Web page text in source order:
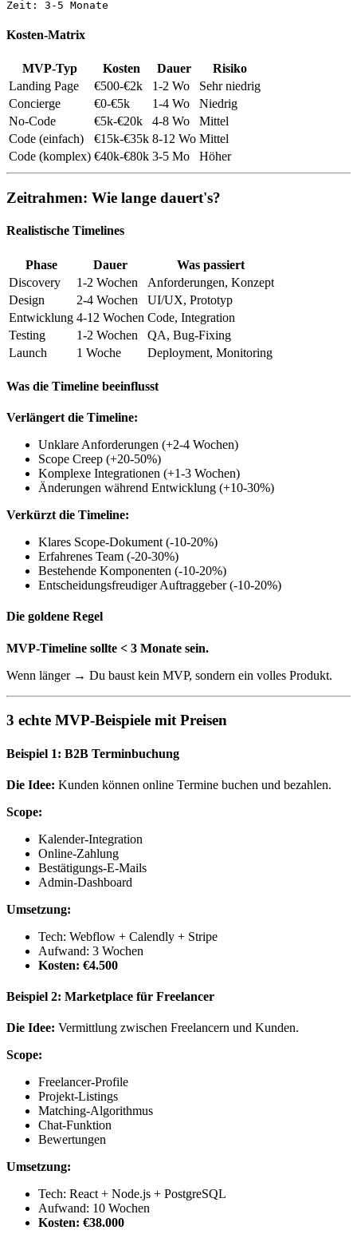
Kosten-Matrix
MVP-Typ Kosten Dauer
Risiko
Landing Page
€500-€2k 1-2 Wo
Sehr niedrig
Concierge
€0-€5k 1-4 Wo
Niedrig
No-Code
€5k-€20k 4-8 Wo
Mittel
Code (einfach)
€15k-€35k 8-12 Wo Mittel
Code (komplex) €40k-€80k 3-5 Mo Höher
Zeitrahmen: Wie lange dauert's?
Realistische Timelines
Phase Dauer
Was passiert
Discovery
1-2 Wochen
Anforderungen, Konzept
Design
2-4 Wochen
UI/UX, Prototyp
Entwicklung 4-12 Wochen Code, Integration
Testing
1-2 Wochen
QA, Bug-Fixing
Launch
1 Woche Deployment, Monitoring
Was die Timeline beeinflusst
Verlängert die Timeline:
Unklare Anforderungen (+2-4 Wochen)
Scope Creep (+20-50%)
Komplexe Integrationen (+1-3 Wochen)
Änderungen während Entwicklung (+10-30%)
Verkürzt die Timeline:
Klares Scope-Dokument (-10-20%)
Erfahrenes Team (-20-30%)
Bestehende Komponenten (-10-20%)
Entscheidungsfreudiger Auftraggeber (-10-20%)
Die goldene Regel
MVP-Timeline sollte < 3 Monate sein.
Wenn länger → Du baust kein MVP, sondern ein volles Produkt.
3 echte MVP-Beispiele mit Preisen
Beispiel 1: B2B Terminbuchung
Die Idee: Kunden können online Termine buchen und bezahlen.
Scope:
Kalender-Integration
Online-Zahlung
Bestätigungs-E-Mails
Admin-Dashboard
Umsetzung:
Tech: Webflow + Calendly + Stripe
Aufwand: 3 Wochen
Kosten: €4.500
Beispiel 2: Marketplace für Freelancer
Die Idee: Vermittlung zwischen Freelancern und Kunden.
Scope:
Freelancer-Profile
Projekt-Listings
Matching-Algorithmus
Chat-Funktion
Bewertungen
Umsetzung:
Tech: React + Node.js + PostgreSQL
Aufwand: 10 Wochen
Kosten: €38.000